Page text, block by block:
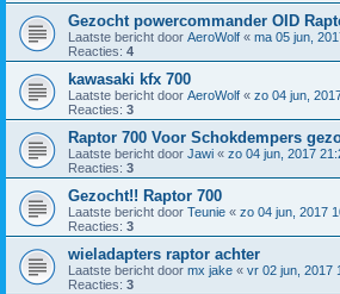
Gezocht powercommander OID
Laatste bericht door AeroWolf « ma 05 jun,
Reacties: 4
kawasaki kfx 700
Laatste bericht door AeroWolf « zo 04 jun,
Reacties: 3
Raptor 700 Voor Schokdempers
Laatste bericht door Jawi « zo 04 jun, 2017
Reacties: 3
Gezocht!! Raptor 700
Laatste bericht door Teunie « zo 04 jun, 2017
Reacties: 3
wieladapters raptor achter
Laatste bericht door mx jake « vr 02 jun, 2017
Reacties: 3